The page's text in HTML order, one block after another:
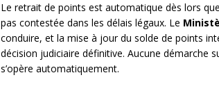
Le retrait de points est automatique dès lors
pas contestée dans les délais légaux. Le
conduire, et la mise à jour du solde de points
décision judiciaire définitive. Aucune démarche
s’opère automatiquement.